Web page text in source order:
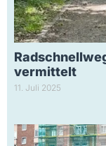
vermittelt
11. Juli 2025